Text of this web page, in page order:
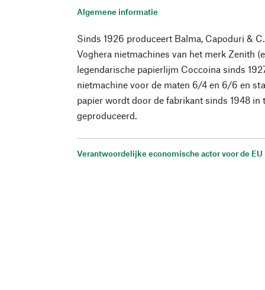
Algemene informatie
Sinds 1926 produceert Balma, Capoduri &
Voghera nietmachines van het merk Zenith
legendarische papierlijm Coccoina sinds
nietmachine voor de maten 6/4 en 6/6 en
papier wordt door de fabrikant sinds 1948
geproduceerd.
Verantwoordelijke economische actor voor de EU